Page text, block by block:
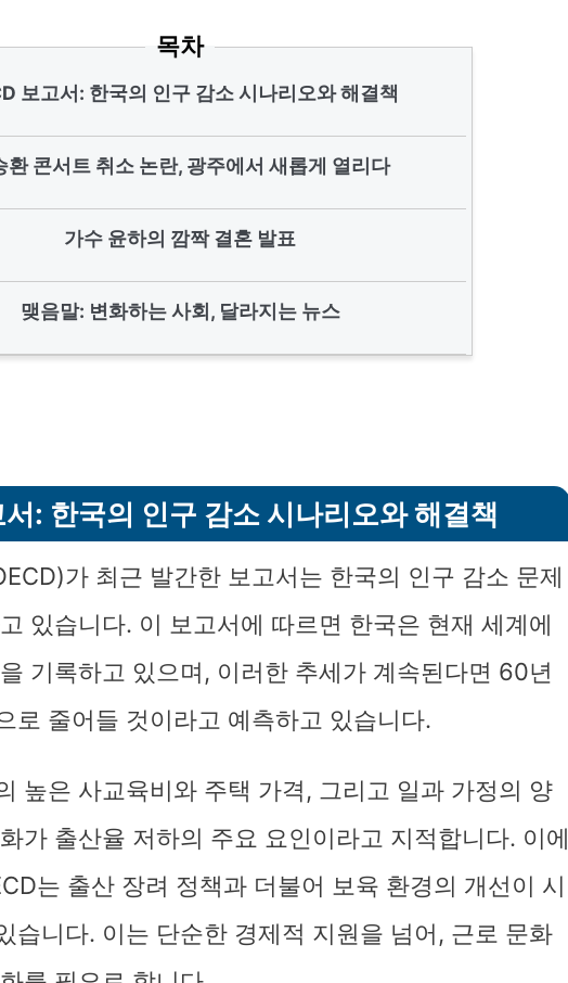
목차
보고서: 한국의 인구 감소 시나리오와 해결책
환 콘서트 취소 논란, 광주에서 새롭게 열리다
가수 윤하의 깜짝 결혼 발표
맺음말: 변화하는 사회, 달라지는 뉴스
: 한국의 인구 감소 시나리오와 해결책
가 최근 발간한 보고서는 한국의 인구 감소 문제
있습니다. 이 보고서에 따르면 한국은 현재 세계에
기록하고 있으며, 이러한 추세가 계속된다면 60년
로 줄어들 것이라고 예측하고 있습니다.
높은 사교육비와 주택 가격, 그리고 일과 가정의 양
가 출산율 저하의 주요 요인이라고 지적합니다. 이에
는 출산 장려 정책과 더불어 보육 환경의 개선이 시
습니다. 이는 단순한 경제적 지원을 넘어, 근로 문화